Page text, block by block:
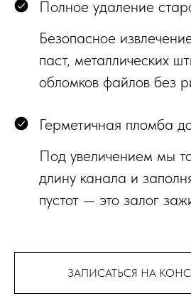
Полное удаление
Безопасное
паст, металлических
обломков файлов без
Герметичная пломба
Под увеличением мы
длину канала и
пустот — это залог
ЗАПИСАТЬСЯ НА